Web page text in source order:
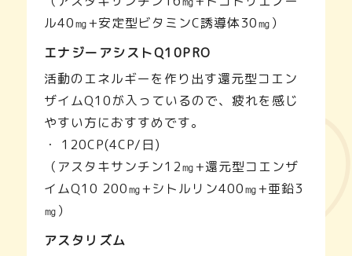
ル40㎎+安定型ビタミンC誘導体30㎎）
エナジーアシストQ10PRO
活動のエネルギーを作り出す還元型コエン
ザイムQ10が入っているので、疲れを感じ
やすい方におすすめです。
・ 120CP(4CP/日)
（アスタキサンチン12㎎+還元型コエンザ
イムQ10 200㎎+シトルリン400㎎+亜鉛3
㎎）
アスタリズム